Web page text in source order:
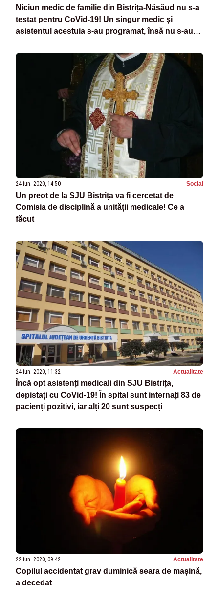
Niciun medic de familie din Bistrița-Năsăud nu s-a
testat pentru CoVid-19! Un singur medic și
asistentul acestuia s-au programat, însă nu s-au
24 iun. 2020, 14:50 Social
Un preot de la SJU Bistrița va fi cercetat de
Comisia de disciplină a unității medicale! Ce a
făcut
24 iun. 2020, 11:32 Actualitate
Încă opt asistenți medicali din SJU Bistrița,
depistați cu CoVid-19! În spital sunt internați 83 de
pacienți pozitivi, iar alți 20 sunt suspecți
22 iun. 2020, 09:42 Actualitate
Copilul accidentat grav duminică seara de mașină,
a decedat